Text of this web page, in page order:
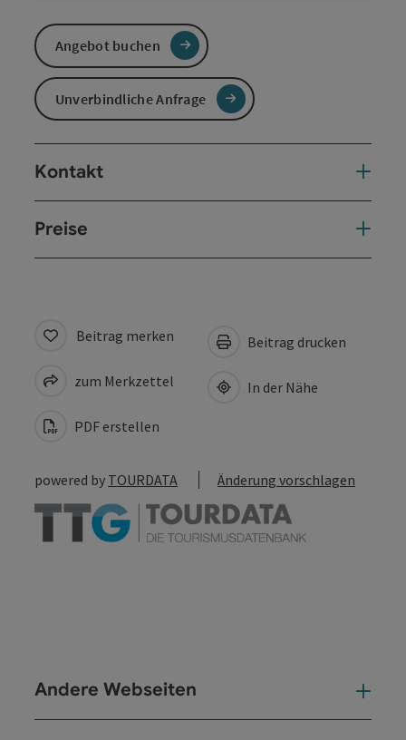
Angebot buchen
Unverbindliche Anfrage
Kontakt
Preise
Beitrag merken
zum Merkzettel
PDF erstellen
Beitrag drucken
In der Nähe
powered by TOURDATA Änderung vorschlagen
Andere Webseiten